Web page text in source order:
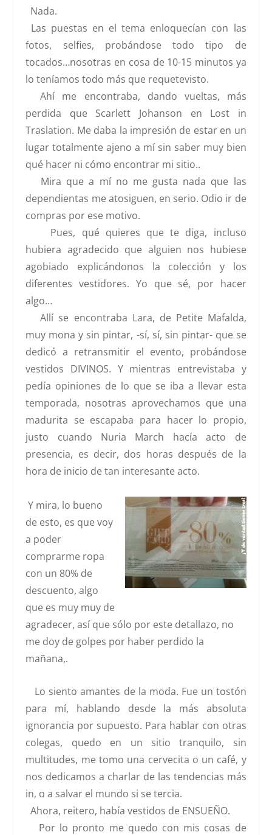
Nada.
Las puestas en el tema enloquecían con las
fotos, selfies, probándose todo tipo de
tocados…nosotras en cosa de 10-15 minutos ya
lo teníamos todo más que requetevisto.
Ahí me encontraba, dando vueltas, más
perdida que Scarlett Johanson en Lost in
Traslation. Me daba la impresión de estar en un
lugar totalmente ajeno a mí sin saber muy bien
qué hacer ni cómo encontrar mi sitio..
Mira que a mí no me gusta nada que las
dependientas me atosiguen, en serio. Odio ir de
compras por ese motivo.
Pues, qué quieres que te diga, incluso
hubiera agradecido que alguien nos hubiese
agobiado explicándonos la colección y los
diferentes vestidores. Yo que sé, por hacer
algo…
Allí se encontraba Lara, de Petite Mafalda,
muy mona y sin pintar, -sí, sí, sin pintar- que se
dedicó a retransmitir el evento, probándose
vestidos DIVINOS. Y mientras entrevistaba y
pedía opiniones de lo que se iba a llevar esta
temporada, nosotras aprovechamos que una
madurita se escapaba para hacer lo propio,
justo cuando Nuria March hacía acto de
presencia, es decir, dos horas después de la
hora de inicio de tan interesante acto.
Y mira, lo bueno
de esto, es que voy
a poder
comprarme ropa
con un 80% de
descuento, algo
que es muy muy de
agradecer, así que sólo por este detallazo, no
me doy de golpes por haber perdido la
mañana,.
Lo siento amantes de la moda. Fue un tostón
para mí, hablando desde la más absoluta
ignorancia por supuesto. Para hablar con otras
colegas, quedo en un sitio tranquilo, sin
multitudes, me tomo una cervecita o un café, y
nos dedicamos a charlar de las tendencias más
in, o a salvar el mundo si se tercia.
Ahora, reitero, había vestidos de ENSUEÑO.
Por lo pronto me quedo con mis cosas de